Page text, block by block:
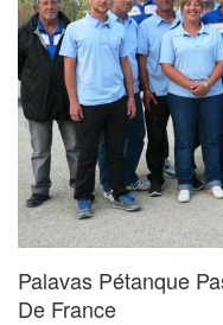
Palavas Pétanque
De France